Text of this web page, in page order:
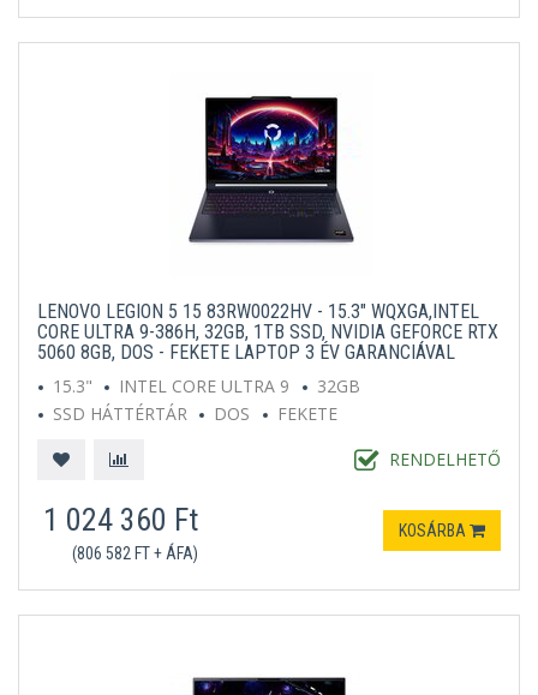
LENOVO LEGION 5 15 83RW0022HV - 15.3" WQXGA,INTEL
CORE ULTRA 9-386H, 32GB, 1TB SSD, NVIDIA GEFORCE RTX
5060 8GB, DOS - FEKETE LAPTOP 3 ÉV GARANCIÁVAL
15.3"
INTEL CORE ULTRA 9
32GB
SSD HÁTTÉRTÁR
DOS FEKETE
RENDELHETŐ
1 024 360 Ft
(806 582 FT + ÁFA)
KOSÁRBA